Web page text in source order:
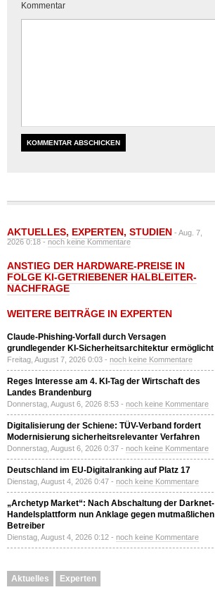
Kommentar
AKTUELLES, EXPERTEN, STUDIEN - Aug. 7,
2026 0:18 -noch keine Kommentare
ANSTIEG DER HARDWARE-PREISE IN
FOLGE KI-GETRIEBENER HALBLEITER-
NACHFRAGE
WEITERE BEITRÄGE IN EXPERTEN
Claude-Phishing-Vorfall durch Versagen
grundlegender KI-Sicherheitsarchitektur ermöglicht
Freitag, August 7, 2026 0:03 - noch keine Kommentare
Reges Interesse am 4. KI-Tag der Wirtschaft des
Landes Brandenburg
Donnerstag, August 6, 2026 8:53 - noch keine Kommentare
Digitalisierung der Schiene: TÜV-Verband fordert
Modernisierung sicherheitsrelevanter Verfahren
Donnerstag, August 6, 2026 0:37 - noch keine Kommentare
Deutschland im EU-Digitalranking auf Platz 17
Dienstag, August 4, 2026 0:47 - noch keine Kommentare
„Archetyp Market“: Nach Abschaltung der Darknet-
Handelsplattform nun Anklage gegen mutmaßlichen
Betreiber
Dienstag, August 4, 2026 0:12 - noch keine Kommentare
Aktuelles Experten